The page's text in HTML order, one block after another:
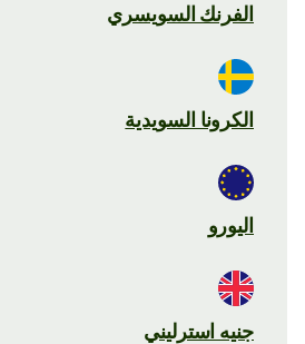
الفرنك السويسري
الكرونا السويدية
اليورو
جنيه استرليني